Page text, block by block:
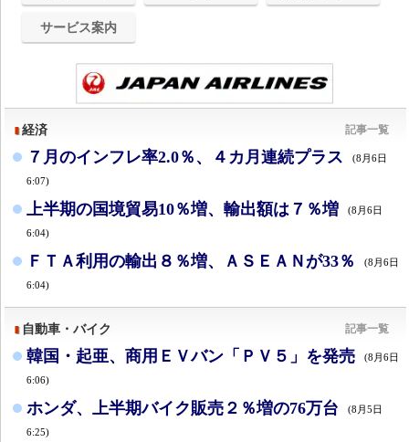
サービス案内
経済 記事一覧
７月のインフレ率2.0％、４カ月連続プラス (8月6日
6:07)
上半期の国境貿易10％増、輸出額は７％増 (8月6日
6:04)
ＦＴＡ利用の輸出８％増、ＡＳＥＡＮが33％ (8月6日
6:04)
自動車・バイク 記事一覧
韓国・起亜、商用ＥＶバン「ＰＶ５」を発売 (8月6日
6:06)
ホンダ、上半期バイク販売２％増の76万台 (8月5日
6:25)